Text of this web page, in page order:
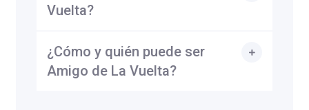
Vuelta?
¿Cómo y quién puede ser
Amigo de La Vuelta?